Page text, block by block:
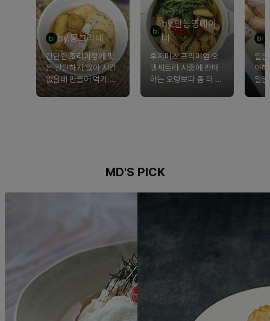
by.몽그리네
간단한 조리과정에 맛
은 간단하지 않아 시간
없을때 만들어 먹기 너
무 좋은 제품입니다.
by.만능영테이
너
후지미츠 프리미엄 오
뎅세트라 시중에 판매
하는 오뎅보다 좀 더 특
일
아
일
봤
MD'S PICK